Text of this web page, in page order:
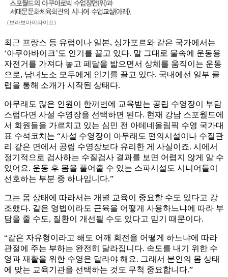
(브라보마이라이프)
최근 프랑스 등 유럽이나 일본, 싱가포르와 같은 국가에서는
‘아쿠아바이크’도 인기를 끌고 있다. 말 그대로 물속에 운동용
자전거를 가져다 놓고 페달을 밟으면서 상체를 움직이는 운동
으로, 남녀노소 모두에게 인기를 끌고 있다. 국내에선 일부 클
럽을 통해 소개가 시작된 상태다.
아무래도 많은 인원이 한꺼번에 교육받는 공립 수영장이 부담
스럽다면 사설 수영장을 선택하면 된다. 현재 강남 스포월드에
서 회원들을 가르치고 있는 심민 전 아테네올림픽 수영 국가대
표 수석코치는 “사설 수영장이 아무래도 편의시설이나 수질관
리 같은 면에서 공립 수영장보다 유리한 게 사실이죠. 시에서
정기적으로 검사하는 수질검사 결과를 보면 어렵지 않게 알 수
있어요. 운동 후 몸을 풀어줄 수 있는 스파시설도 시니어들이
선호하는 부분 중 하나입니다.”
그는 몸 상태에 따라서는 개별 교육이 중요할 수도 있다고 강
조했다. 같은 영법이라도 근육을 어떻게 사용하느냐에 따라 부
담을 줄 수도, 질환이 개선될 수도 있다고 믿기 때문이다.
“같은 자유형이라고 해도 어깨 회전을 어떻게 하느냐에 따라
관절에 주는 부하는 완전히 달라집니다. 속도를 내기 위한 수
영과 재활을 위한 수영은 달라야 해요. 그래서 본인의 몸 상태
에 맞는 교육기관을 선택하는 것도 무척 중요합니다.”